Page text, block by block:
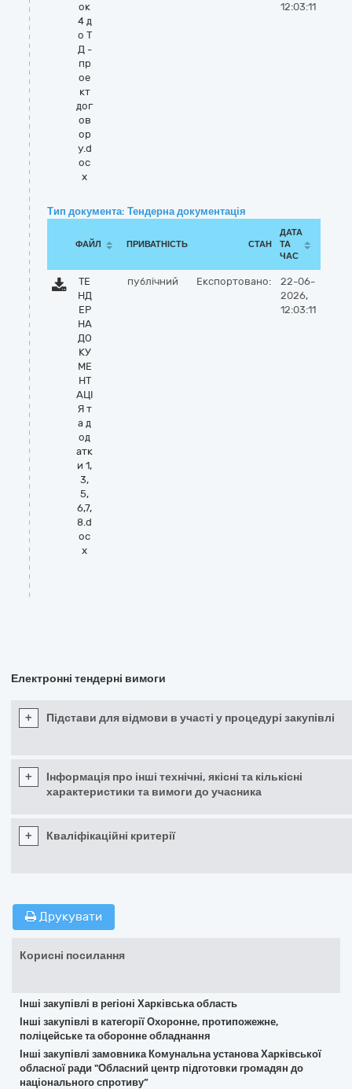
ок
4 д
о Т
Д -
пр
ое
кт
дог
ов
ор
у.d
oc
x
12:03:11
Тип документа: Тендерна документація
ФАЙЛ ПРИВАТНІСТЬ СТАН
ДАТА
ТА
ЧАС
ТЕ
НД
ЕР
НА
ДО
КУ
МЕ
НТ
АЦІ
Я т
а д
од
атк
и 1,
3,
5,
6,7,
8.d
oc
x
публічний Експортовано:
22-06-
2026,
12:03:11
Електронні тендерні вимоги
+ Підстави для відмови в участі у процедурі закупівлі
+
Інформація про інші технічні, якісні та кількісні
характеристики та вимоги до учасника
+ Кваліфікаційні критерії
Друкувати
Корисні посилання
Інші закупівлі в регіоні Харківська область
Інші закупівлі в категорії Охоронне, протипожежне,
поліцейське та оборонне обладнання
Інші закупівлі замовника Комунальна установа Харківської
обласної ради "Обласний центр підготовки громадян до
національного спротиву”